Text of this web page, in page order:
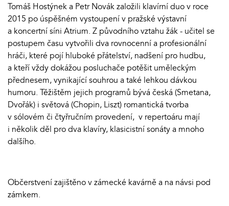
Tomáš Hostýnek a Petr Novák založili klavírní duo v roce
2015 po úspěšném vystoupení v pražské výstavní
a koncertní síni Atrium. Z původního vztahu žák - učitel se
postupem času vytvořili dva rovnocenní a profesionální
hráči, které pojí hluboké přátelství, nadšení pro hudbu,
a kteří vždy dokážou posluchače potěšit uměleckým
přednesem, vynikající souhrou a také lehkou dávkou
humoru. Těžištěm jejich programů bývá česká (Smetana,
Dvořák) i světová (Chopin, Liszt) romantická tvorba
v sólovém či čtyřručním provedení, v repertoáru mají
i několik děl pro dva klavíry, klasicistní sonáty a mnoho
dalšího.
Občerstvení zajištěno v zámecké kavárně a na návsi pod
zámkem.